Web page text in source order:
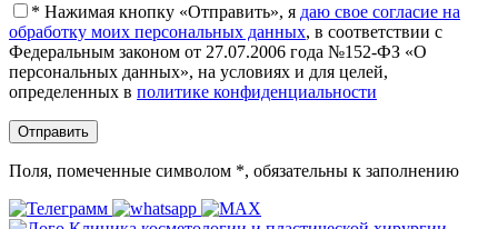
* Нажимая кнопку «Отправить», я даю свое согласие на
обработку моих персональных данных, в соответствии с
Федеральным законом от 27.07.2006 года №152-ФЗ «О
персональных данных», на условиях и для целей,
определенных в политике конфиденциальности
Поля, помеченные символом *, обязательны к заполнению